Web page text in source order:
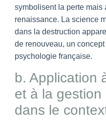
symbolisent la perte
renaissance. La science
dans la destruction
de renouveau, un
psychologie française.
b. Application
et à la gestion
dans le